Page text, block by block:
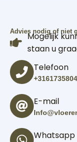
Advies nodig of niet
Mogelijk
staan u
Telefoon
E-mail
Whatsapp